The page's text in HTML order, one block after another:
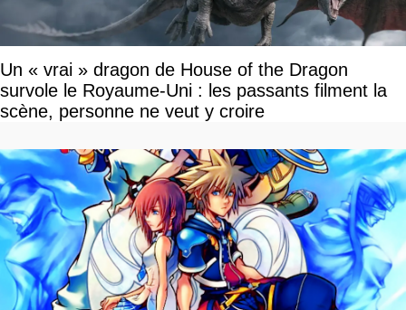
Un « vrai » dragon de House of the Dragon
survole le Royaume-Uni : les passants filment la
scène, personne ne veut y croire